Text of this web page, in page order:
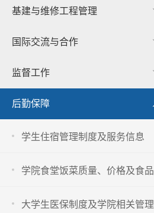
基建与维修工程管理
国际交流与合作
监督工作
后勤保障
学生住宿管理制度及服务信息
学院食堂饭菜质量、价格及食品卫生安全管理信息
大学生医保制度及学院相关管理办法